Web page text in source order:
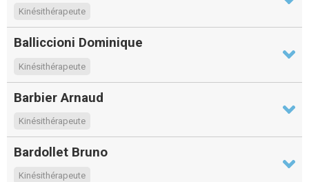
Kinésithérapeute
Balliccioni Dominique
Kinésithérapeute
Barbier Arnaud
Kinésithérapeute
Bardollet Bruno
Kinésithérapeute